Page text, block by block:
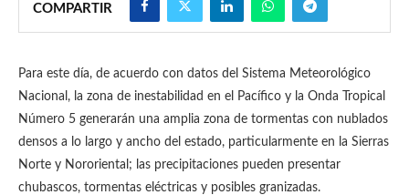
COMPARTIR
Para este día, de acuerdo con datos del Sistema Meteorológico
Nacional, la zona de inestabilidad en el Pacífico y la Onda Tropical
Número 5 generarán una amplia zona de tormentas con nublados
densos a lo largo y ancho del estado, particularmente en la Sierras
Norte y Nororiental; las precipitaciones pueden presentar
chubascos, tormentas eléctricas y posibles granizadas.